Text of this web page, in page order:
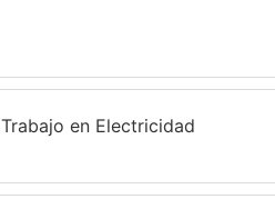
en Electricidad